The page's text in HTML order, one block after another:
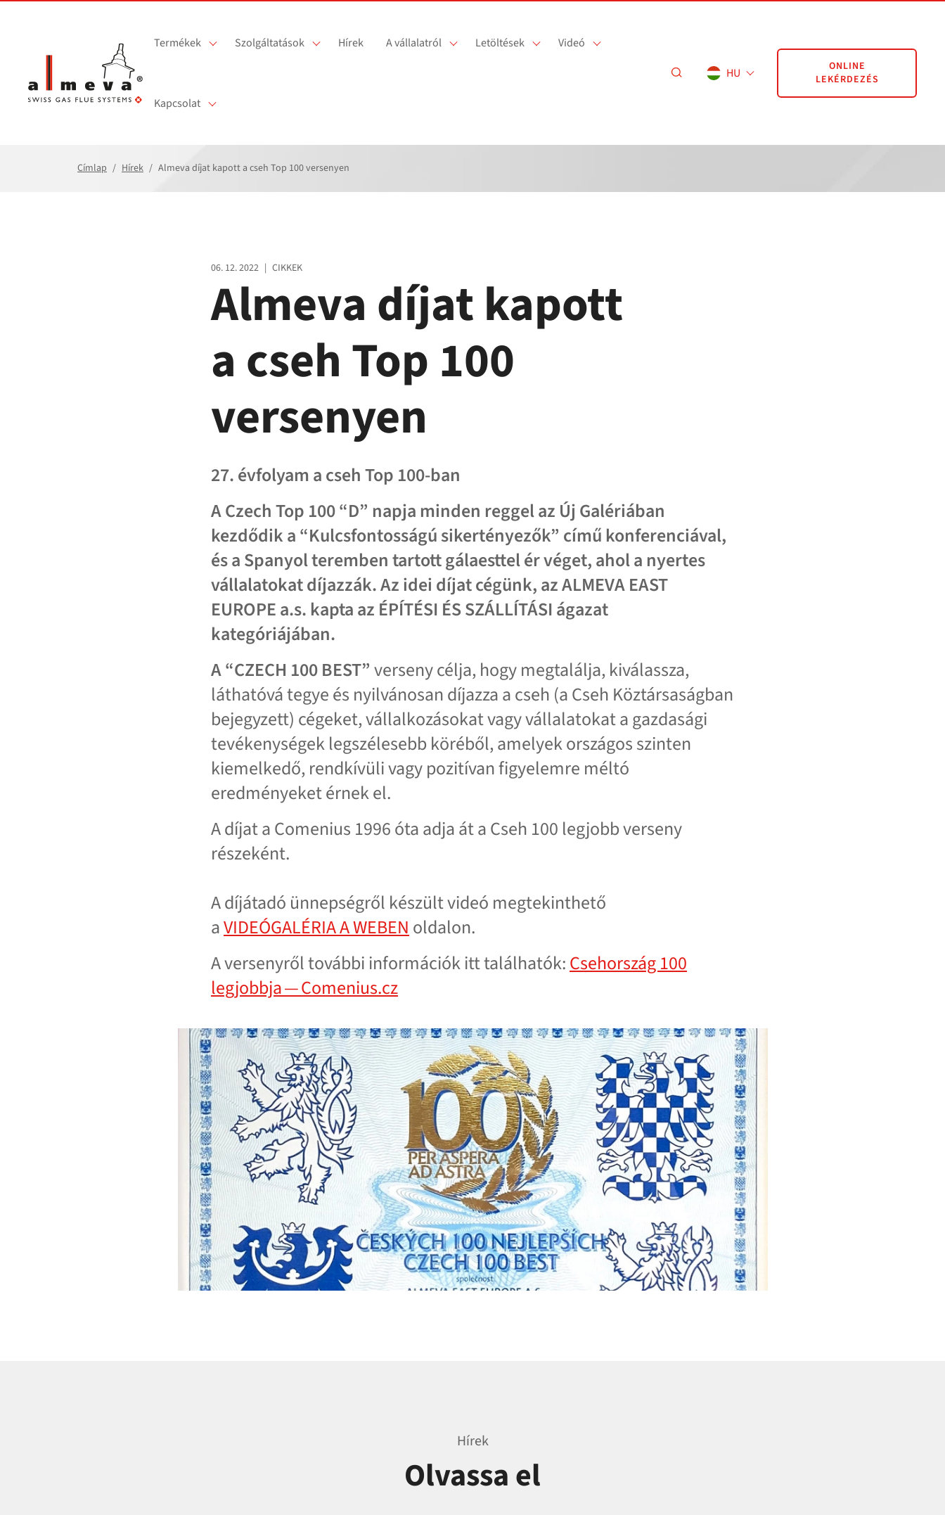
Termékek Szolgáltatások Hírek A vállalatról Letöltések Videó
Kapcsolat
HU
ONLINE
LEKÉRDEZÉS
Címlap Hírek Almeva díjat kapott a cseh Top 100 versenyen
06. 12. 2022 | CIKKEK
Almeva díjat kapott
a cseh Top 100
versenyen
27. évfolyam a cseh Top 100-ban
A Czech Top 100 “D” napja minden reggel az Új Galériában
kezdődik a “Kulcsfontosságú sikertényezők” című konferenciával,
és a Spanyol teremben tartott gálaesttel ér véget, ahol a nyertes
vállalatokat díjazzák. Az idei díjat cégünk, az ALMEVA EAST
EUROPE a.s. kapta az ÉPÍTÉSI ÉS SZÁLLÍTÁSI ágazat
kategóriájában.
A “CZECH 100 BEST”verseny célja, hogy megtalálja, kiválassza,
láthatóvá tegye és nyilvánosan díjazza a cseh (a Cseh Köztársaságban
bejegyzett) cégeket, vállalkozásokat vagy vállalatokat a gazdasági
tevékenységek legszélesebb köréből, amelyek országos szinten
kiemelkedő, rendkívüli vagy pozitívan figyelemre méltó
eredményeket érnek el.
A díjat a Comenius 1996 óta adja át a Cseh 100 legjobb verseny
részeként.
A díjátadó ünnepségről készült videó megtekinthető
aVIDEÓGALÉRIA A WEBEN oldalon.
A versenyről további információk itt találhatók:Csehország 100
legjobbja — Comenius.cz
Hírek
Olvassa el